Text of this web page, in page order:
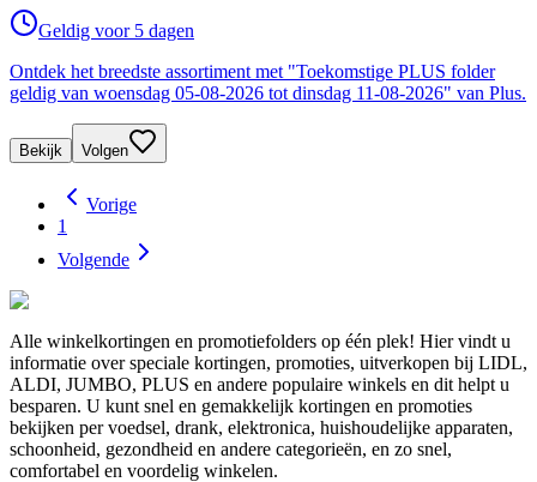
Geldig voor 5 dagen
Ontdek het breedste assortiment met "Toekomstige PLUS folder
geldig van woensdag 05-08-2026 tot dinsdag 11-08-2026" van Plus.
Bekijk Volgen
Vorige
1
Volgende
Alle winkelkortingen en promotiefolders op één plek! Hier vindt u
informatie over speciale kortingen, promoties, uitverkopen bij LIDL,
ALDI, JUMBO, PLUS en andere populaire winkels en dit helpt u
besparen. U kunt snel en gemakkelijk kortingen en promoties
bekijken per voedsel, drank, elektronica, huishoudelijke apparaten,
schoonheid, gezondheid en andere categorieën, en zo snel,
comfortabel en voordelig winkelen.